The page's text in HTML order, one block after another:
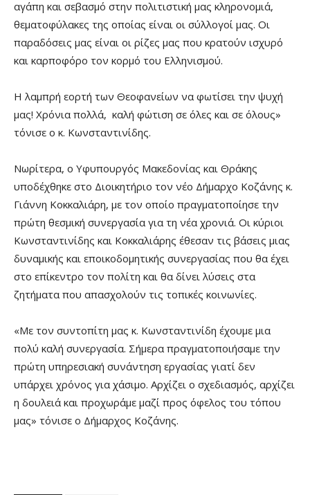
αγάπη και σεβασμό στην πολιτιστική μας κληρονομιά,
θεματοφύλακες της οποίας είναι οι σύλλογοί μας. Οι
παραδόσεις μας είναι οι ρίζες μας που κρατούν ισχυρό
και καρποφόρο τον κορμό του Ελληνισμού.
Η λαμπρή εορτή των Θεοφανείων να φωτίσει την ψυχή
μας! Χρόνια πολλά, καλή φώτιση σε όλες και σε όλους»
τόνισε ο κ. Κωνσταντινίδης.
Νωρίτερα, ο Υφυπουργός Μακεδονίας και Θράκης
υποδέχθηκε στο Διοικητήριο τον νέο Δήμαρχο Κοζάνης κ.
Γιάννη Κοκκαλιάρη, με τον οποίο πραγματοποίησε την
πρώτη θεσμική συνεργασία για τη νέα χρονιά. Οι κύριοι
Κωνσταντινίδης και Κοκκαλιάρης έθεσαν τις βάσεις μιας
δυναμικής και εποικοδομητικής συνεργασίας που θα έχει
στο επίκεντρο τον πολίτη και θα δίνει λύσεις στα
ζητήματα που απασχολούν τις τοπικές κοινωνίες.
«Με τον συντοπίτη μας κ. Κωνσταντινίδη έχουμε μια
πολύ καλή συνεργασία. Σήμερα πραγματοποιήσαμε την
πρώτη υπηρεσιακή συνάντηση εργασίας γιατί δεν
υπάρχει χρόνος για χάσιμο. Αρχίζει ο σχεδιασμός, αρχίζει
η δουλειά και προχωράμε μαζί προς όφελος του τόπου
μας» τόνισε ο Δήμαρχος Κοζάνης.